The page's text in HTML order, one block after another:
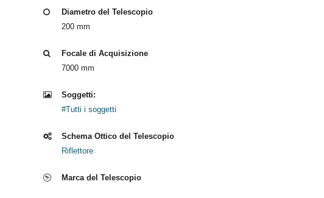
Diametro del Telescopio
200 mm
Focale di Acquisizione
7000 mm
Soggetti:
#Tutti i soggetti
Schema Ottico del Telescopio
Riflettore
Marca del Telescopio